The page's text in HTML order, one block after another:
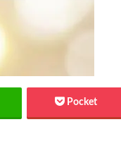
Pocket